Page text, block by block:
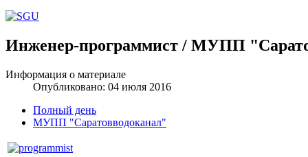
Шаблоны Joomla 3 здесь:http://www.joomla3x.ru/joomla3-
Инженер-программист / МУПП
Информация о материале
Опубликовано: 04 июля 2016
Полный день
МУПП "Саратовводоканал"